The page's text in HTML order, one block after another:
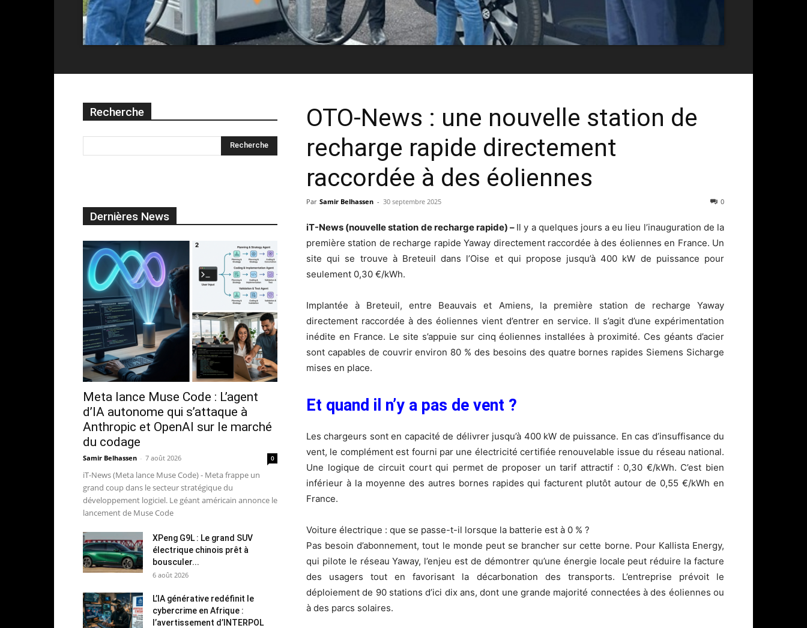
OTO-News : une nouvelle station de
recharge rapide directement
raccordée à des éoliennes
Par Samir Belhassen - 30 septembre 2025 0
iT-News (nouvelle station de recharge rapide) – Il y a quelques jours a eu lieu l’inauguration de la
première station de recharge rapide Yaway directement raccordée à des éoliennes en France. Un
site qui se trouve à Breteuil dans l’Oise et qui propose jusqu’à 400 kW de puissance pour
seulement 0,30 €/kWh.
Implantée à Breteuil, entre Beauvais et Amiens, la première station de recharge Yaway
directement raccordée à des éoliennes vient d’entrer en service. Il s’agit d’une expérimentation
inédite en France. Le site s’appuie sur cinq éoliennes installées à proximité. Ces géants d’acier
sont capables de couvrir environ 80 % des besoins des quatre bornes rapides Siemens Sicharge
mises en place.
Et quand il n’y a pas de vent ?
Les chargeurs sont en capacité de délivrer jusqu’à 400 kW de puissance. En cas d’insuffisance du
vent, le complément est fourni par une électricité certifiée renouvelable issue du réseau national.
Une logique de circuit court qui permet de proposer un tarif attractif : 0,30 €/kWh. C’est bien
inférieur à la moyenne des autres bornes rapides qui facturent plutôt autour de 0,55 €/kWh en
France.
Voiture électrique : que se passe-t-il lorsque la batterie est à 0 % ?
Pas besoin d’abonnement, tout le monde peut se brancher sur cette borne. Pour Kallista Energy,
qui pilote le réseau Yaway, l’enjeu est de démontrer qu’une énergie locale peut réduire la facture
des usagers tout en favorisant la décarbonation des transports. L’entreprise prévoit le
déploiement de 90 stations d’ici dix ans, dont une grande majorité connectées à des éoliennes ou
à des parcs solaires.
Recherche
Dernières News
Meta lance Muse Code : L’agent
d’IA autonome qui s’attaque à
Anthropic et OpenAI sur le marché
du codage
Samir Belhassen - 7 août 2026 0
iT-News (Meta lance Muse Code) - Meta frappe un
grand coup dans le secteur stratégique du
développement logiciel. Le géant américain annonce le
lancement de Muse Code
XPeng G9L : Le grand SUV
électrique chinois prêt à
bousculer...
6 août 2026
L’IA générative redéfinit le
cybercrime en Afrique :
l’avertissement d’INTERPOL